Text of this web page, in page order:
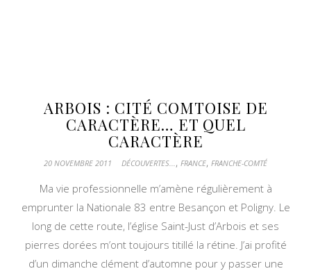
ARBOIS : CITÉ COMTOISE DE
CARACTÈRE… ET QUEL
CARACTÈRE
20 NOVEMBRE 2011 DÉCOUVERTES..., FRANCE, FRANCHE-COMTÉ
Ma vie professionnelle m’amène régulièrement à
emprunter la Nationale 83 entre Besançon et Poligny. Le
long de cette route, l’église Saint-Just d’Arbois et ses
pierres dorées m’ont toujours titillé la rétine. J’ai profité
d’un dimanche clément d’automne pour y passer une